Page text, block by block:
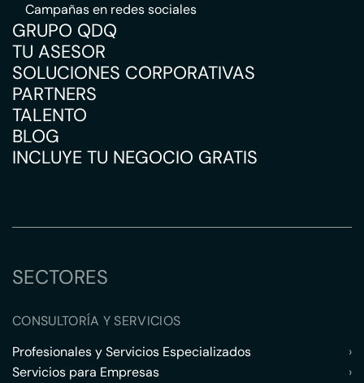
Campañas en redes sociales
GRUPO QDQ
TU ASESOR
SOLUCIONES CORPORATIVAS
PARTNERS
TALENTO
BLOG
INCLUYE TU NEGOCIO GRATIS
SECTORES
CONSULTORÍA Y SERVICIOS
Profesionales y Servicios Especializados
›
Servicios para Empresas
›